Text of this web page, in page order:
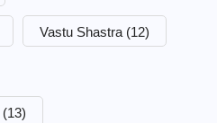
Vastu Shastra (12)
(13)